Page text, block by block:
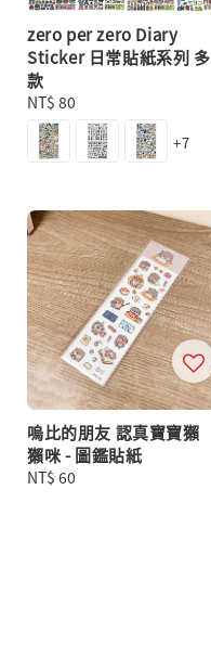
zero per zero Diary
Sticker 日常貼紙系列 多
款
Regular
price
NT$ 80
+7
嗚比的朋友 認真寶寶獺
獺咪 - 圖鑑貼紙
Regular
NT$ 60